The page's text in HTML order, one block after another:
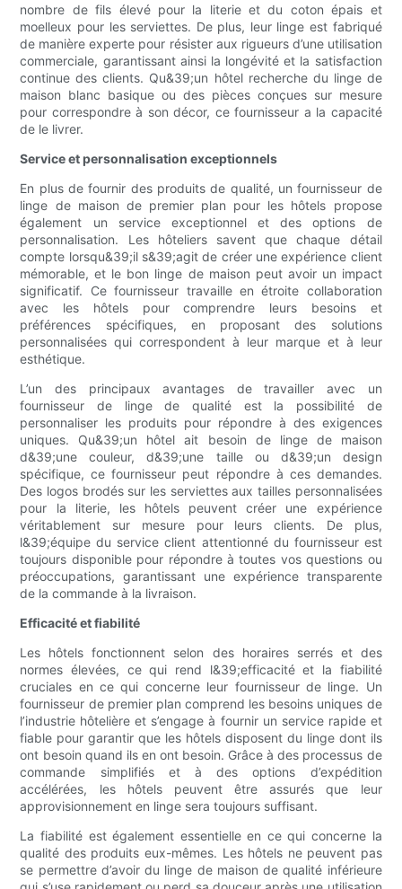
nombre de fils élevé pour la literie et du coton épais et
moelleux pour les serviettes. De plus, leur linge est fabriqué
de manière experte pour résister aux rigueurs d’une utilisation
commerciale, garantissant ainsi la longévité et la satisfaction
continue des clients. Qu&39;un hôtel recherche du linge de
maison blanc basique ou des pièces conçues sur mesure
pour correspondre à son décor, ce fournisseur a la capacité
de le livrer.
Service et personnalisation exceptionnels
En plus de fournir des produits de qualité, un fournisseur de
linge de maison de premier plan pour les hôtels propose
également un service exceptionnel et des options de
personnalisation. Les hôteliers savent que chaque détail
compte lorsqu&39;il s&39;agit de créer une expérience client
mémorable, et le bon linge de maison peut avoir un impact
significatif. Ce fournisseur travaille en étroite collaboration
avec les hôtels pour comprendre leurs besoins et
préférences spécifiques, en proposant des solutions
personnalisées qui correspondent à leur marque et à leur
esthétique.
L’un des principaux avantages de travailler avec un
fournisseur de linge de qualité est la possibilité de
personnaliser les produits pour répondre à des exigences
uniques. Qu&39;un hôtel ait besoin de linge de maison
d&39;une couleur, d&39;une taille ou d&39;un design
spécifique, ce fournisseur peut répondre à ces demandes.
Des logos brodés sur les serviettes aux tailles personnalisées
pour la literie, les hôtels peuvent créer une expérience
véritablement sur mesure pour leurs clients. De plus,
l&39;équipe du service client attentionné du fournisseur est
toujours disponible pour répondre à toutes vos questions ou
préoccupations, garantissant une expérience transparente
de la commande à la livraison.
Efficacité et fiabilité
Les hôtels fonctionnent selon des horaires serrés et des
normes élevées, ce qui rend l&39;efficacité et la fiabilité
cruciales en ce qui concerne leur fournisseur de linge. Un
fournisseur de premier plan comprend les besoins uniques de
l’industrie hôtelière et s’engage à fournir un service rapide et
fiable pour garantir que les hôtels disposent du linge dont ils
ont besoin quand ils en ont besoin. Grâce à des processus de
commande simplifiés et à des options d’expédition
accélérées, les hôtels peuvent être assurés que leur
approvisionnement en linge sera toujours suffisant.
La fiabilité est également essentielle en ce qui concerne la
qualité des produits eux-mêmes. Les hôtels ne peuvent pas
se permettre d’avoir du linge de maison de qualité inférieure